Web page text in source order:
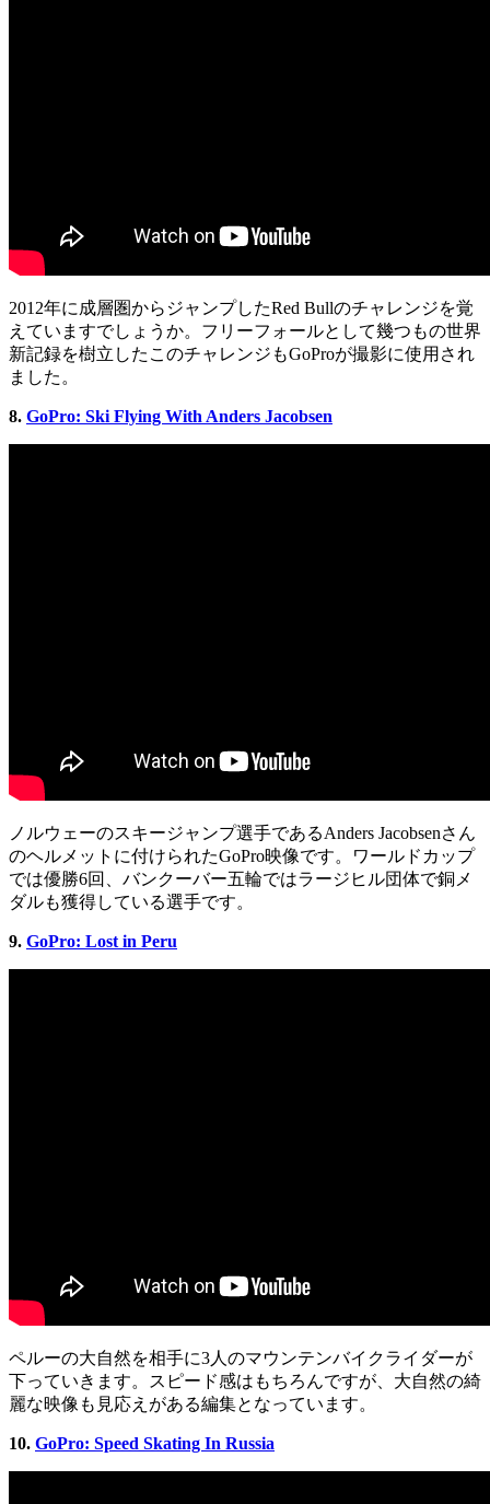
2012年に成層圏からジャンプしたRed Bullのチャレンジを覚
えていますでしょうか。フリーフォールとして幾つもの世界
新記録を樹立したこのチャレンジもGoProが撮影に使用され
ました。
8. GoPro: Ski Flying With Anders Jacobsen
ノルウェーのスキージャンプ選手であるAnders Jacobsenさん
のヘルメットに付けられたGoPro映像です。ワールドカップ
では優勝6回、バンクーバー五輪ではラージヒル団体で銅メ
ダルも獲得している選手です。
9. GoPro: Lost in Peru
ペルーの大自然を相手に3人のマウンテンバイクライダーが
下っていきます。スピード感はもちろんですが、大自然の綺
麗な映像も見応えがある編集となっています。
10. GoPro: Speed Skating In Russia